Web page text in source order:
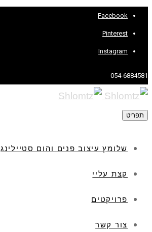
Facebook
Pinterest
Instagram
054-6884581
תפריט
שלומץ עיצוב פנים והום סטיילינג
קצת עליי
פרויקטים
צור קשר